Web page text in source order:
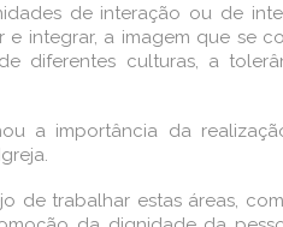
de interação ou de
integrar, a imagem que se
diferentes culturas, a
a importância da
de trabalhar estas áreas,